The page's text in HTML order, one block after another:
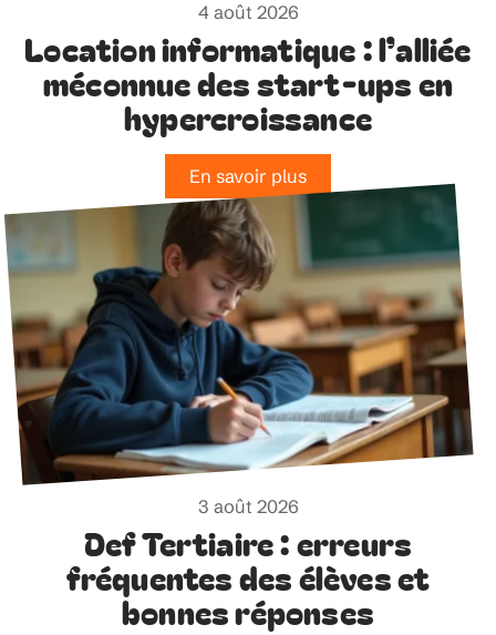
4 août 2026
Location informatique : l’alliée
méconnue des start-ups en
hypercroissance
En savoir plus
3 août 2026
Def Tertiaire : erreurs
fréquentes des élèves et
bonnes réponses